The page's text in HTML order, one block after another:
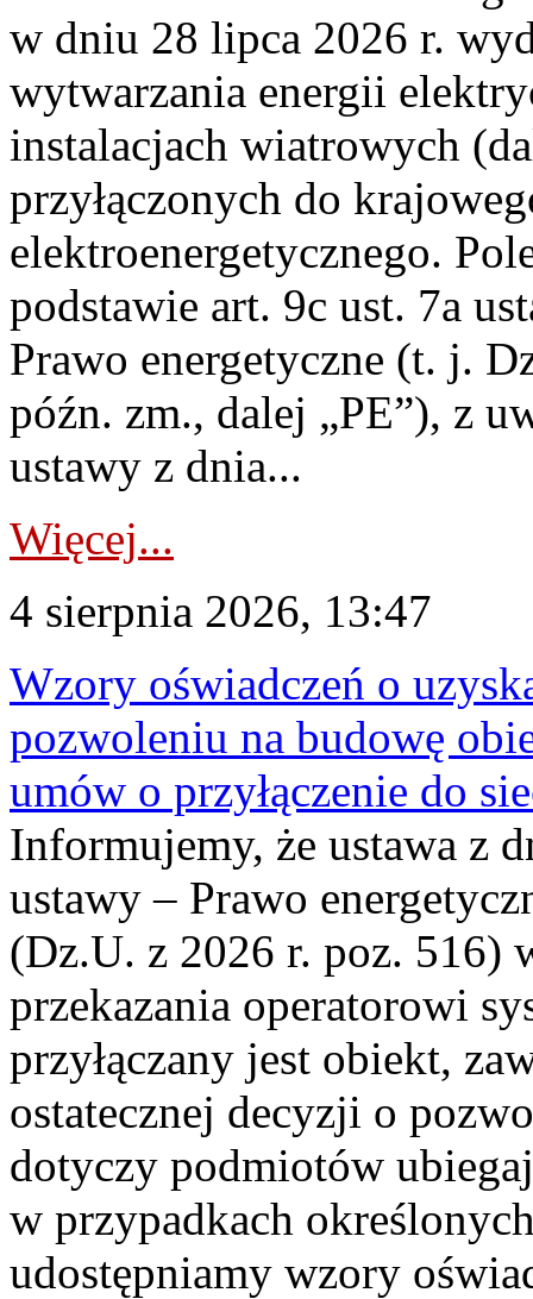
w dniu 28 lipca 2026 r.
wytwarzania energii
instalacjach wiatrowych
przyłączonych do
elektroenergetycznego.
podstawie art. 9c ust. 7a
Prawo energetyczne (t. j.
późn. zm., dalej „PE”), z
ustawy z dnia...
Więcej...
4 sierpnia 2026, 13:47
Wzory oświadczeń o
pozwoleniu na budowę
umów o przyłączenie do
Informujemy, że ustawa z
ustawy – Prawo
(Dz.U. z 2026 r. poz. 516)
przekazania operatorowi
przyłączany jest obiekt,
ostatecznej decyzji o
dotyczy podmiotów
w przypadkach
udostępniamy wzory